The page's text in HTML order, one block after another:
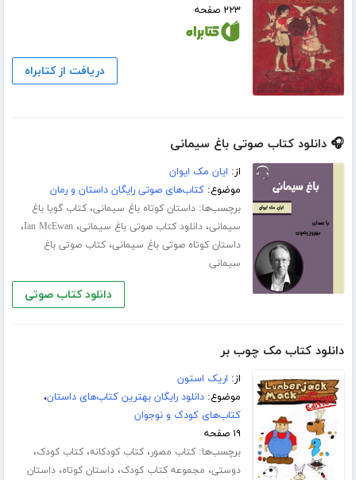
۲۲۳ صفحه
دریافت از کتابراه
🎧 دانلود کتاب صوتی باغ سیمانی
از: ایان مک ایوان
موضوع:کتاب‌های صوتی رایگان داستان و رمان
برچسب‌ها:داستان کوتاه باغ سیمانی،کتاب گویا باغ
سیمانی،دانلود کتاب صوتی باغ سیمانی،Ian McEwan،
داستان کوتاه صوتی باغ سیمانی،کتاب صوتی باغ
سیمانی
دانلود کتاب صوتی
دانلود کتاب مک چوب بر
از: اریک استون
موضوع:دانلود رایگان بهترین کتاب‌های داستان،
کتاب‌های کودک و نوجوان
۱۹ صفحه
برچسب‌ها:کتاب مصور،کتاب کودکانه،کتاب کودک،
دوستی، مجموعه کتاب کودک،داستان کوتاه،داستان